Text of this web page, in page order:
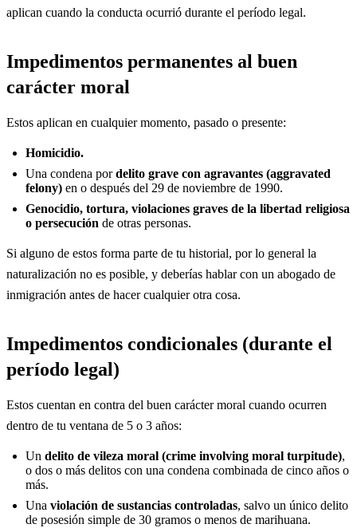
aplican cuando la conducta ocurrió durante el período legal.
Impedimentos permanentes al buen
carácter moral
Estos aplican en cualquier momento, pasado o presente:
Homicidio.
Una condena pordelito grave con agravantes (aggravated
felony) en o después del 29 de noviembre de 1990.
Genocidio, tortura, violaciones graves de la libertad religiosa
o persecución de otras personas.
Si alguno de estos forma parte de tu historial, por lo general la
naturalización no es posible, y deberías hablar con un abogado de
inmigración antes de hacer cualquier otra cosa.
Impedimentos condicionales (durante el
período legal)
Estos cuentan en contra del buen carácter moral cuando ocurren
dentro de tu ventana de 5 o 3 años:
Un delito de vileza moral (crime involving moral turpitude),
o dos o más delitos con una condena combinada de cinco años o
más.
Una violación de sustancias controladas, salvo un único delito
de posesión simple de 30 gramos o menos de marihuana.